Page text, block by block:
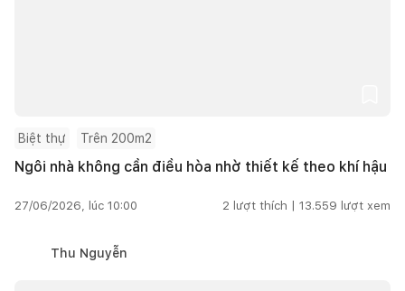
Biệt thự Trên 200m2
Ngôi nhà không cần điều hòa nhờ thiết kế theo khí hậu
27/06/2026, lúc 10:00 2 lượt thích | 13.559 lượt xem
Thu Nguyễn